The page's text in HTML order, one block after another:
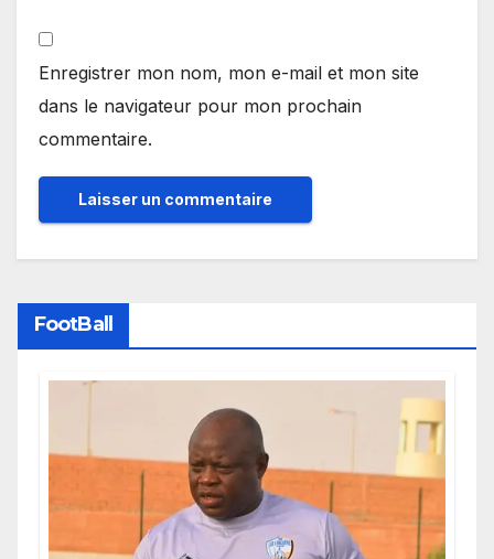
Enregistrer mon nom, mon e-mail et mon site
dans le navigateur pour mon prochain
commentaire.
FootBall